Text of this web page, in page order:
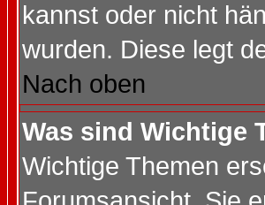
kannst oder nicht
wurden. Diese legt
Nach oben
Was sind Wichtige
Wichtige Themen